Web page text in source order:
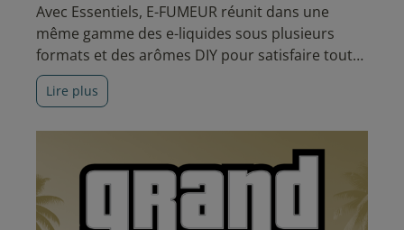
Avec Essentiels, E-FUMEUR réunit dans une
même gamme des e-liquides sous plusieurs
formats et des arômes DIY pour satisfaire toutes
les envies. Découvrez cinq nouvelles recettes
aux saveurs incontournables, pensées pour
Lire plus